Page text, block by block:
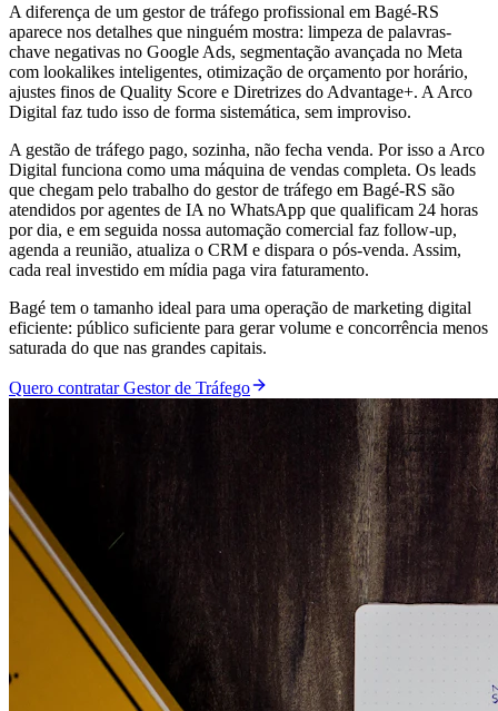
A diferença de um gestor de tráfego profissional em Bagé-RS
aparece nos detalhes que ninguém mostra: limpeza de palavras-
chave negativas no Google Ads, segmentação avançada no Meta
com lookalikes inteligentes, otimização de orçamento por horário,
ajustes finos de Quality Score e Diretrizes do Advantage+. A Arco
Digital faz tudo isso de forma sistemática, sem improviso.
A gestão de tráfego pago, sozinha, não fecha venda. Por isso a Arco
Digital funciona como uma máquina de vendas completa. Os leads
que chegam pelo trabalho do gestor de tráfego em Bagé-RS são
atendidos por agentes de IA no WhatsApp que qualificam 24 horas
por dia, e em seguida nossa automação comercial faz follow-up,
agenda a reunião, atualiza o CRM e dispara o pós-venda. Assim,
cada real investido em mídia paga vira faturamento.
Bagé tem o tamanho ideal para uma operação de marketing digital
eficiente: público suficiente para gerar volume e concorrência menos
saturada do que nas grandes capitais.
Quero contratar Gestor de Tráfego